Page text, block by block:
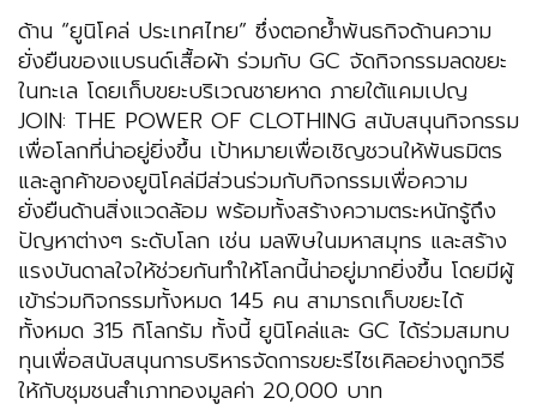
ด้าน “ยูนิโคล่ ประเทศไทย” ซึ่งตอกย้ำพันธกิจด้านความ
ยั่งยืนของแบรนด์เสื้อผ้า ร่วมกับ GC จัดกิจกรรมลดขยะ
ในทะเล โดยเก็บขยะบริเวณชายหาด ภายใต้แคมเปญ
JOIN: THE POWER OF CLOTHING สนับสนุนกิจกรรม
เพื่อโลกที่น่าอยู่ยิ่งขึ้น เป้าหมายเพื่อเชิญชวนให้พันธมิตร
และลูกค้าของยูนิโคล่มีส่วนร่วมกับกิจกรรมเพื่อความ
ยั่งยืนด้านสิ่งแวดล้อม พร้อมทั้งสร้างความตระหนักรู้ถึง
ปัญหาต่างๆ ระดับโลก เช่น มลพิษในมหาสมุทร และสร้าง
แรงบันดาลใจให้ช่วยกันทำให้โลกนี้น่าอยู่มากยิ่งขึ้น โดยมีผู้
เข้าร่วมกิจกรรมทั้งหมด 145 คน สามารถเก็บขยะได้
ทั้งหมด 315 กิโลกรัม ทั้งนี้ ยูนิโคล่และ GC ได้ร่วมสมทบ
ทุนเพื่อสนับสนุนการบริหารจัดการขยะรีไซเคิลอย่างถูกวิธี
ให้กับชุมชนสำเภาทองมูลค่า 20,000 บาท